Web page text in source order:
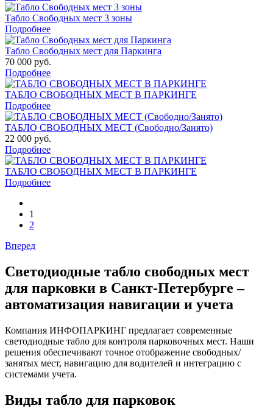
Табло Свободных мест 3 зоны
Подробнее
Табло Свободных мест для Паркинга
70 000 руб.
Подробнее
ТАБЛО СВОБОДНЫХ МЕСТ В ПАРКИНГЕ
Подробнее
ТАБЛО СВОБОДНЫХ МЕСТ (Свободно/Занято)
22 000 руб.
Подробнее
ТАБЛО СВОБОДНЫХ МЕСТ В ПАРКИНГЕ
Подробнее
1
2
Вперед
Светодиодные табло свободных мест
для парковки в Санкт-Петербурге –
автоматизация навигации и учета
Компания ИНФОПАРКИНГ предлагает современные
светодиодные табло для контроля парковочных мест. Наши
решения обеспечивают точное отображение свободных/
занятых мест, навигацию для водителей и интеграцию с
системами учета.
Виды табло для парковок